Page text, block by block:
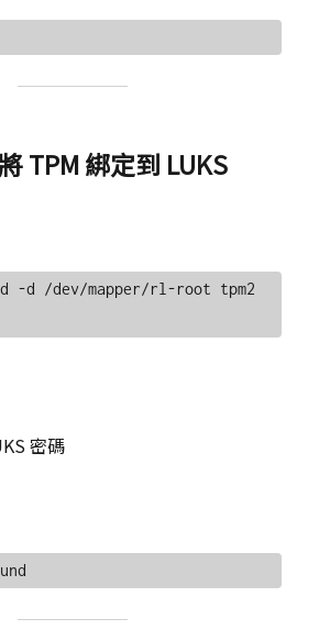
TPM 綁定到 LUKS
-d /dev/mapper/rl-root tpm2
密碼